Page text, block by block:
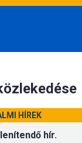
HÍREK
hír.